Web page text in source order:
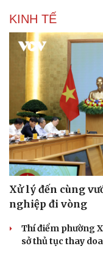
KINH TẾ
Xử lý đến cùng
nghiệp đi vòng
Thí điểm phường
sở thủ tục thay